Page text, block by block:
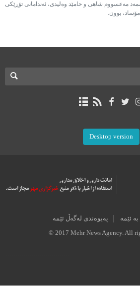
مەعسووم شاهی و حامێد وەلیدی، ئەندامانی تۆڕێکی
بوون.
Desktop version
ئێمە پەیوەندی لەگەڵ ئێمە
© 2017 Mehr News Agency. All